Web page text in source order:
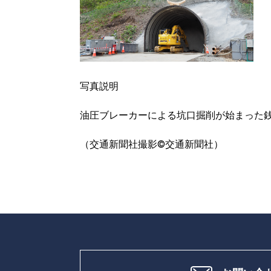
写真説明
油圧ブレーカーによる坑口掘削が始まった
（交通新聞社撮影©交通新聞社）